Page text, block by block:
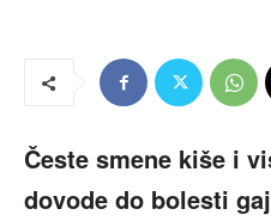
Česte smene kiše i
dovode do bolesti